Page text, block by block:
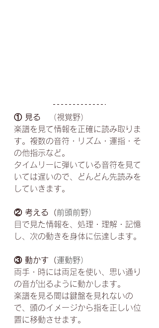
① 見る （視覚野）
楽譜を見て情報を正確に読み取りま
す。複数の音符・リズム・運指・そ
の他指示など。
タイムリーに弾いている音符を見て
いては遅いので、どんどん先読みを
していきます。
② 考える（前頭前野）
目で見た情報を、処理・理解・記憶
し、次の動きを身体に伝達します。
③ 動かす（運動野）
両手・時には両足を使い、思い通り
の音が出るように動かします。
楽譜を見る間は鍵盤を見れないの
で、頭のイメージから指を正しい位
置に移動させます。